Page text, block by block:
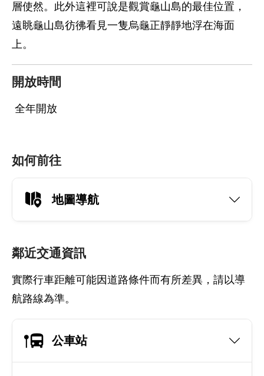
層使然。此外這裡可說是觀賞龜山島的最佳位置，
遠眺龜山島彷彿看見一隻烏龜正靜靜地浮在海面
上。
開放時間
全年開放
如何前往
地圖導航
鄰近交通資訊
實際行車距離可能因道路條件而有所差異，請以導
航路線為準。
公車站